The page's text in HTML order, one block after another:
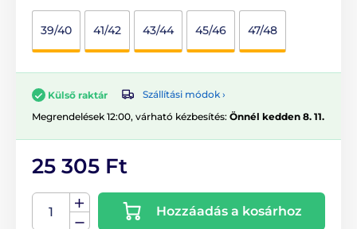
39/40 41/42 43/44 45/46 47/48
Külső raktár
Szállítási módok ›
Megrendelések 12:00, várható kézbesítés: Önnél kedden 8. 11.
25 305 Ft
Hozzáadás a kosárhoz